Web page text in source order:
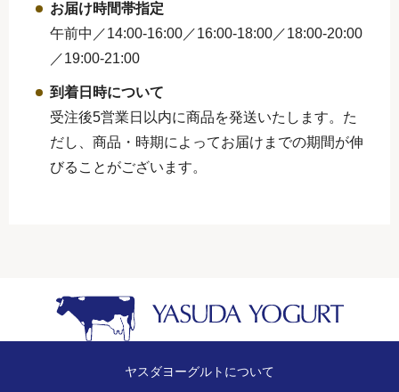
お届け時間帯指定
午前中／14:00-16:00／16:00-18:00／18:00-20:00
／19:00-21:00
到着日時について
受注後5営業日以内に商品を発送いたします。た
だし、商品・時期によってお届けまでの期間が伸
びることがございます。
ヤスダヨーグルトについて